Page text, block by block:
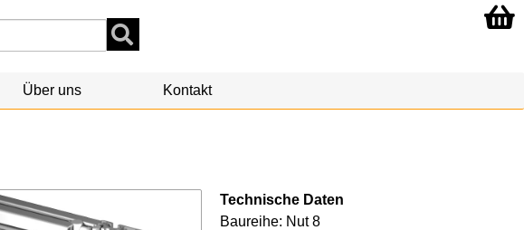
Über uns Kontakt
Technische Daten
Baureihe: Nut 8